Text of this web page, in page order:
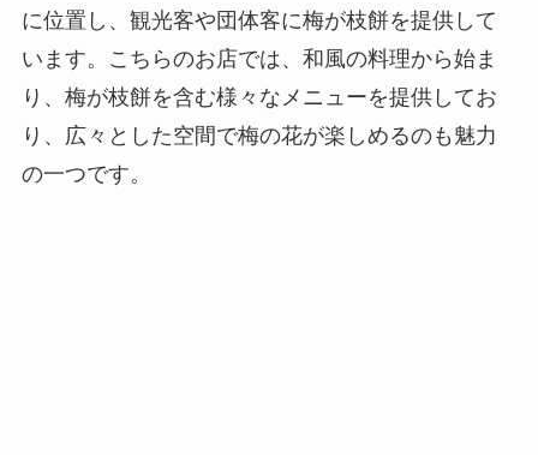
に位置し、観光客や団体客に梅が枝餅を提供して
います。こちらのお店では、和風の料理から始ま
り、梅が枝餅を含む様々なメニューを提供してお
り、広々とした空間で梅の花が楽しめるのも魅力
の一つです。